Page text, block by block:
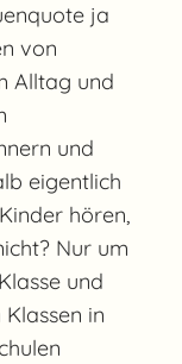
ja
von
Alltag und
und
eigentlich
hören,
Nur um
und
in